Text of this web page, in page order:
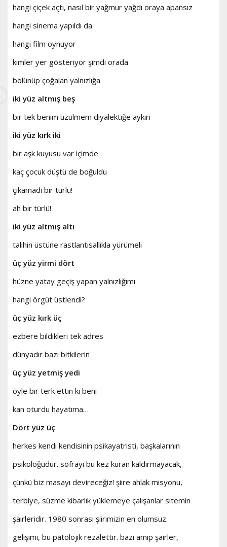
hangi çiçek açtı, nasıl bir yağmur yağdı oraya apansız
hangi sinema yapıldı da
hangi film oynuyor
kimler yer gösteriyor şimdi orada
bölünüp çoğalan yalnızlığa
iki yüz altmış beş
bir tek benim üzülmem diyalektiğe aykırı
iki yüz kırk iki
bir aşk kuyusu var içimde
kaç çocuk düştü de boğuldu
çıkamadı bir türlü!
ah bir türlü!
iki yüz altmış altı
talihin üstüne rastlantısallıkla yürümeli
üç yüz yirmi dört
hüzne yatay geçiş yapan yalnızlığımı
hangi örgüt üstlendi?
üç yüz kırk üç
ezbere bildikleri tek adres
dünyadır bazı bitkilerin
üç yüz yetmiş yedi
öyle bir terk ettin ki beni
kan oturdu hayatıma…
Dört yüz üç
herkes kendi kendisinin psikayatristi, başkalarının
psikoloğudur. sofrayı bu kez kuran kaldırmayacak,
çünkü biz masayı devireceğiz! şiire ahlak misyonu,
terbiye, süzme kibarlık yüklemeye çalışanlar sitemin
şairleridir. 1980 sonrası şiirimizin en olumsuz
gelişimi, bu patolojik rezalettir. bazı amip şairler,